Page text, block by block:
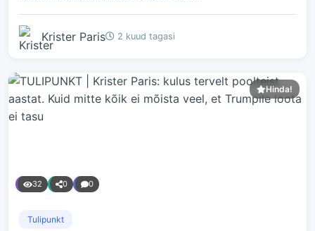
Krister Paris 2 kuud tagasi
Hinda!
32 0 0
Tulipunkt